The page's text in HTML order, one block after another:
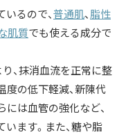
るので、普通肌、 脂性
肌質でも使える成分で
、抹消血流を正常に整
度の低下軽減、新陳代
には血管の強化など、
ます。また、糖や脂